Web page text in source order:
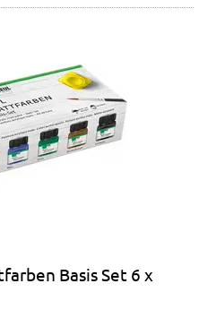
Basis Set 6 x